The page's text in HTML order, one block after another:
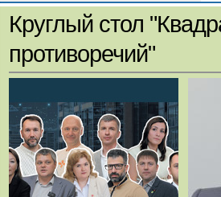
Круглый стол
противоречий"